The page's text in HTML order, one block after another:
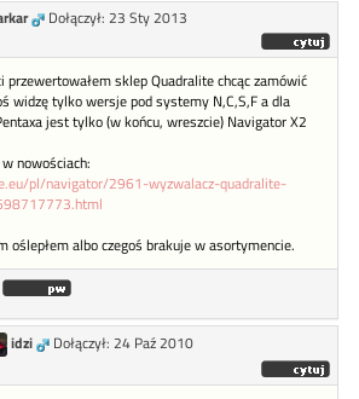
Dołączył: 23 Sty 2013
sklep Quadralite chcąc zamówić
widzę tylko wersje pod systemy N,C,S,F a dla
jest tylko (w końcu, wreszcie) Navigator X2
nowościach:
pl/navigator/2961-wyzwalacz-quadralite-
oślepłem albo czegoś brakuje w asortymencie.
idzi
Dołączył: 24 Paź 2010